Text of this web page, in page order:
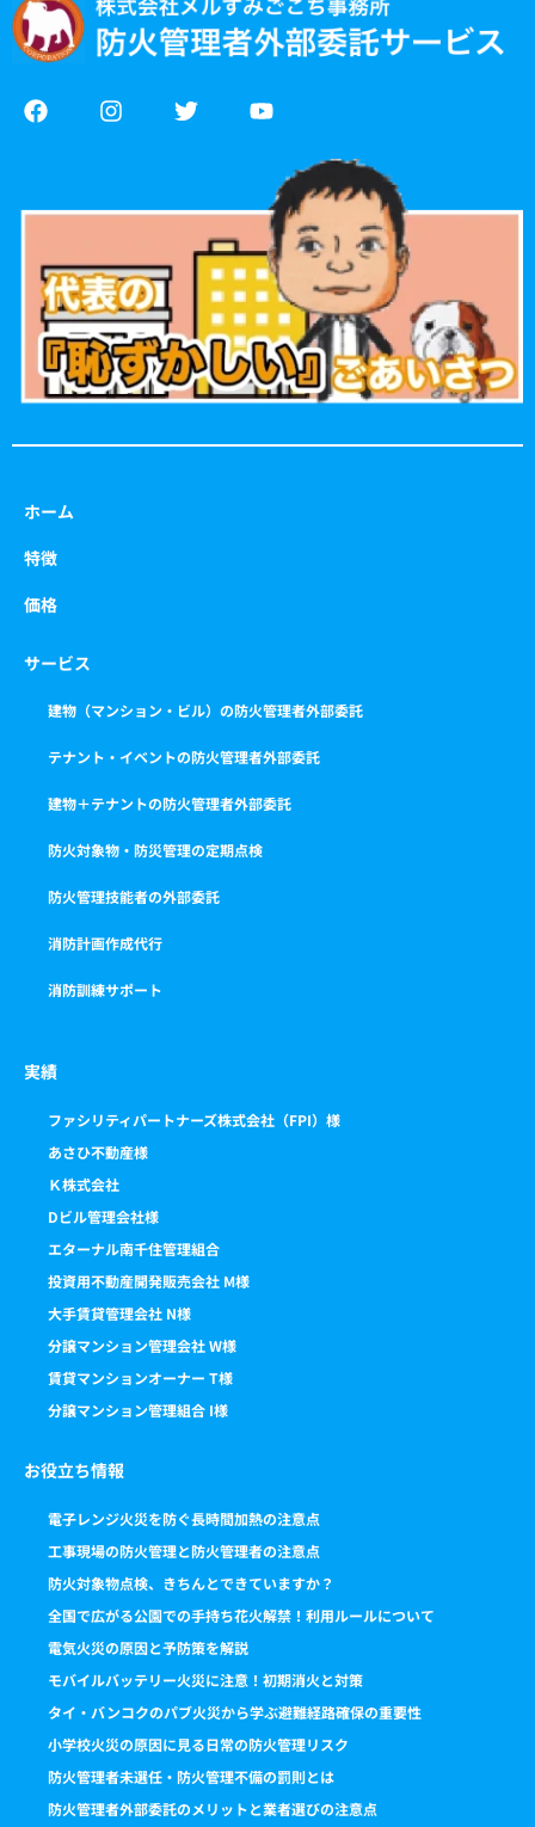
F
a
o
k
I
n
g
a
m
T
w
e
Y
o
u
b
e
ホーム
特徴
価格
サービス
建物（マンション・ビル）の防火管理者外部委託
テナント・イベントの防火管理者外部委託
建物＋テナントの防火管理者外部委託
防火対象物・防災管理の定期点検
防火管理技能者の外部委託
消防計画作成代行
消防訓練サポート
実績
ファシリティパートナーズ株式会社（FPI）様
あさひ不動産様
Ｋ株式会社
Dビル管理会社様
エターナル南千住管理組合
投資用不動産開発販売会社 M様
大手賃貸管理会社 N様
分譲マンション管理会社 W様
賃貸マンションオーナー T様
分譲マンション管理組合 I様
お役立ち情報
電子レンジ火災を防ぐ長時間加熱の注意点
工事現場の防火管理と防火管理者の注意点
防火対象物点検、きちんとできていますか？
全国で広がる公園での手持ち花火解禁！利用ルールについて
電気火災の原因と予防策を解説
モバイルバッテリー火災に注意！初期消火と対策
タイ・バンコクのパブ火災から学ぶ避難経路確保の重要性
小学校火災の原因に見る日常の防火管理リスク
防火管理者未選任・防火管理不備の罰則とは
防火管理者外部委託のメリットと業者選びの注意点